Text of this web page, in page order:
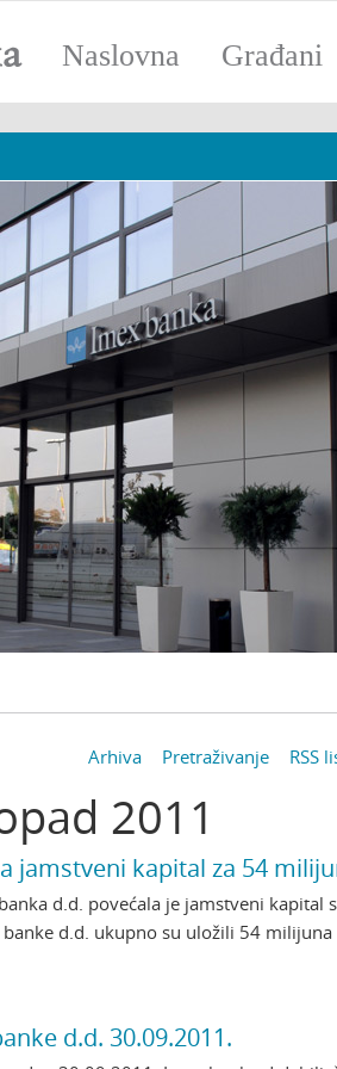
Naslovna Građani
Arhiva Pretraživanje RSS
2011
jamstveni kapital za 54
d.d. povećala je jamstveni kapital
d.d. ukupno su uložili 54
d.d. 30.09.2011.